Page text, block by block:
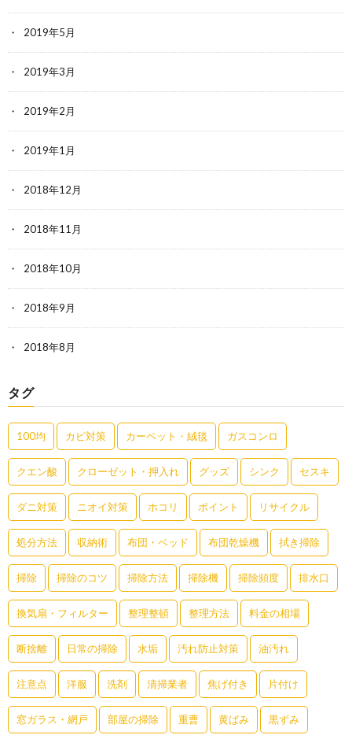
2019年5月
2019年3月
2019年2月
2019年1月
2018年12月
2018年11月
2018年10月
2018年9月
2018年8月
タグ
100均 カビ対策 カーペット・絨毯 ガスコンロ
クエン酸 クローゼット・押入れ グッズ シンク セスキ
ダニ対策 ニオイ対策 ホコリ ポイント リサイクル
処分方法 収納術 布団・ベッド 布団乾燥機 拭き掃除
掃除 掃除のコツ 掃除方法 掃除機 掃除頻度 排水口
換気扇・フィルター 整理整頓 整理方法 料金の相場
断捨離 日常の掃除 水垢 汚れ防止対策 油汚れ
注意点 洋服 洗剤 清掃業者 焦げ付き 片付け
窓ガラス・網戸 部屋の掃除 重曹 黄ばみ 黒ずみ